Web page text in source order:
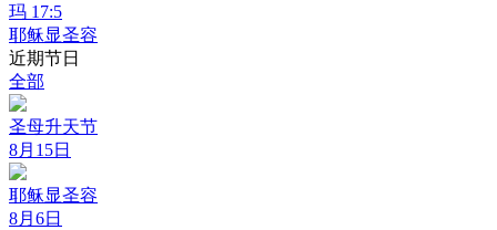
玛 17:5
耶稣显圣容
近期节日
全部
圣母升天节
8月15日
耶稣显圣容
8月6日